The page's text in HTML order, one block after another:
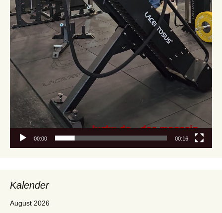
00:00 00:16
Kalender
August 2026